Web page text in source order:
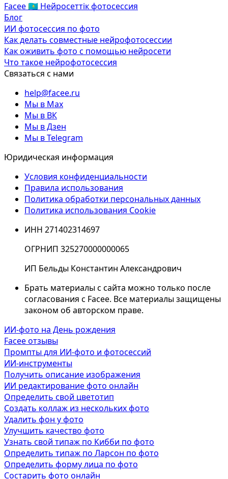
Facee🇰🇿 Нейросеттік фотосессия
Блог
ИИ фотосессия по фото
Как делать совместные нейрофотосессии
Как оживить фото с помощью нейросети
Что такое нейрофотосессия
Связаться с нами
help@facee.ru
Мы в Max
Мы в ВК
Мы в Дзен
Мы в Telegram
Юридическая информация
Условия конфиденциальности
Правила использования
Политика обработки персональных данных
Политика использования Cookie
ИНН 271402314697
ОГРНИП 325270000000065
ИП Бельды Константин Александрович
Брать материалы с сайта можно только после
согласования с Facee. Все материалы защищены
законом об авторском праве.
ИИ-фото на День рождения
Facee отзывы
Промпты для ИИ-фото и фотосессий
ИИ-инструменты
Получить описание изображения
ИИ редактирование фото онлайн
Определить свой цветотип
Создать коллаж из нескольких фото
Удалить фон у фото
Улучшить качество фото
Узнать свой типаж по Кибби по фото
Определить типаж по Ларсон по фото
Определить форму лица по фото
Состарить фото онлайн